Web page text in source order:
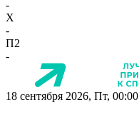
-
X
-
П2
-
18 сентября 2026, Пт, 00:00